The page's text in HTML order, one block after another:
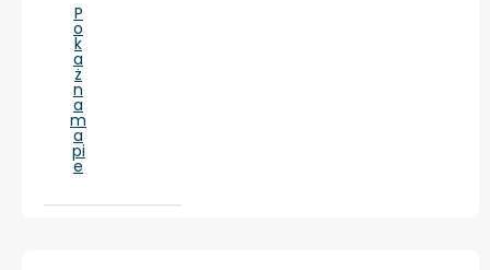
P
o
k
a
ż
n
a
m
a
pi
e